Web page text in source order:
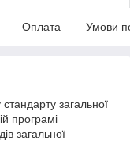
Оплата Умови
загальної
програмі
загальної